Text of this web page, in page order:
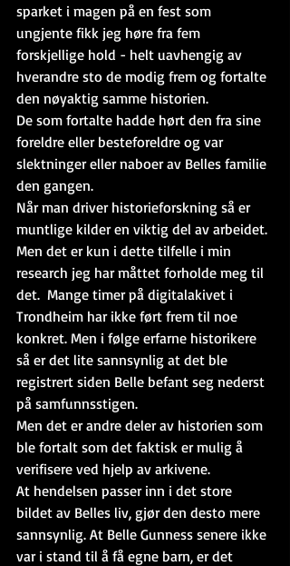
sparket i magen på en fest som
ungjente fikk jeg høre fra fem
forskjellige hold - helt uavhengig av
hverandre sto de modig frem og fortalte
den nøyaktig samme historien.
De som fortalte hadde hørt den fra sine
foreldre eller besteforeldre og var
slektninger eller naboer av Belles familie
den gangen.
Når man driver historieforskning så er
muntlige kilder en viktig del av arbeidet.
Men det er kun i dette tilfelle i min
research jeg har måttet forholde meg til
det.  Mange timer på digitalakivet i
Trondheim har ikke ført frem til noe
konkret. Men i følge erfarne historikere
så er det lite sannsynlig at det ble
registrert siden Belle befant seg nederst
på samfunnsstigen.
Men det er andre deler av historien som
ble fortalt som det faktisk er mulig å
verifisere ved hjelp av arkivene.
At hendelsen passer inn i det store
bildet av Belles liv, gjør den desto mere
sannsynlig. At Belle Gunness senere ikke
var i stand til å få egne barn, er det